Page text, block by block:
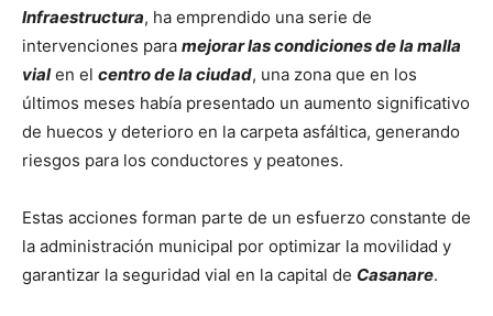
Infraestructura, ha emprendido una serie de
intervenciones para mejorar las condiciones de la malla
vialen el centro de la ciudad, una zona que en los
últimos meses había presentado un aumento significativo
de huecos y deterioro en la carpeta asfáltica, generando
riesgos para los conductores y peatones.
Estas acciones forman parte de un esfuerzo constante de
la administración municipal por optimizar la movilidad y
garantizar la seguridad vial en la capital de Casanare.